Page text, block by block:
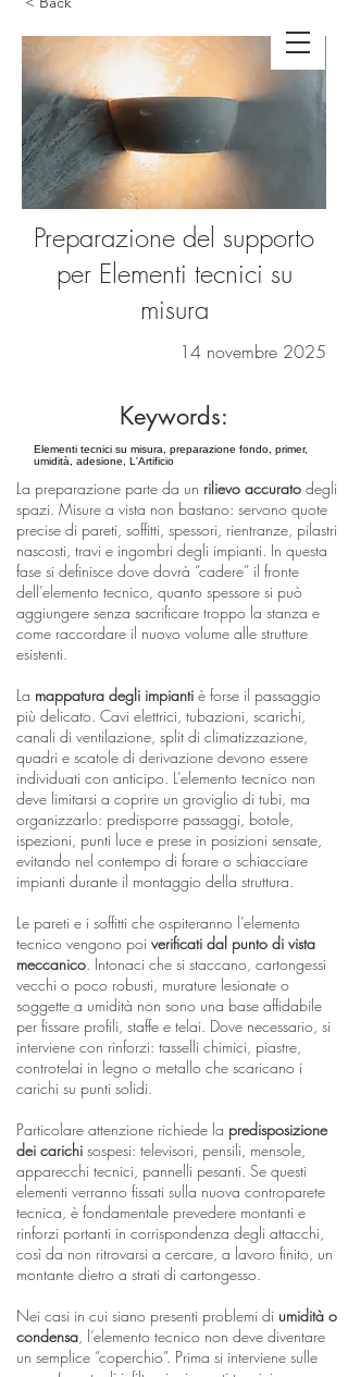
Preparazione del supporto
per Elementi tecnici su
misura
14 novembre 2025
Keywords:
Elementi tecnici su misura, preparazione fondo, primer,
umidità, adesione, L'Artificio
La preparazione parte da un rilievo accurato degli
spazi. Misure a vista non bastano: servono quote
precise di pareti, soffitti, spessori, rientranze, pilastri
nascosti, travi e ingombri degli impianti. In questa
fase si definisce dove dovrà “cadere” il fronte
dell’elemento tecnico, quanto spessore si può
aggiungere senza sacrificare troppo la stanza e
come raccordare il nuovo volume alle strutture
esistenti.
La mappatura degli impianti è forse il passaggio
più delicato. Cavi elettrici, tubazioni, scarichi,
canali di ventilazione, split di climatizzazione,
quadri e scatole di derivazione devono essere
individuati con anticipo. L’elemento tecnico non
deve limitarsi a coprire un groviglio di tubi, ma
organizzarlo: predisporre passaggi, botole,
ispezioni, punti luce e prese in posizioni sensate,
evitando nel contempo di forare o schiacciare
impianti durante il montaggio della struttura.
Le pareti e i soffitti che ospiteranno l’elemento
tecnico vengono poi verificati dal punto di vista
meccanico. Intonaci che si staccano, cartongessi
vecchi o poco robusti, murature lesionate o
soggette a umidità non sono una base affidabile
per fissare profili, staffe e telai. Dove necessario, si
interviene con rinforzi: tasselli chimici, piastre,
controtelai in legno o metallo che scaricano i
carichi su punti solidi.
Particolare attenzione richiede la predisposizione
dei carichi sospesi: televisori, pensili, mensole,
apparecchi tecnici, pannelli pesanti. Se questi
elementi verranno fissati sulla nuova controparete
tecnica, è fondamentale prevedere montanti e
rinforzi portanti in corrispondenza degli attacchi,
così da non ritrovarsi a cercare, a lavoro finito, un
montante dietro a strati di cartongesso.
Nei casi in cui siano presenti problemi di umidità o
condensa, l’elemento tecnico non deve diventare
un semplice “coperchio”. Prima si interviene sulle